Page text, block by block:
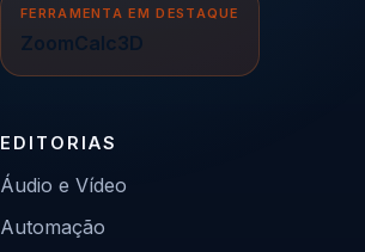
FERRAMENTA EM DESTAQUE
ZoomCalc3D
EDITORIAS
Áudio e Vídeo
Automação